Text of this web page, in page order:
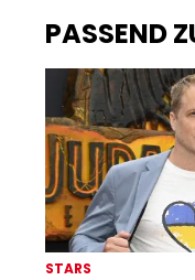
PASSEND
STARS